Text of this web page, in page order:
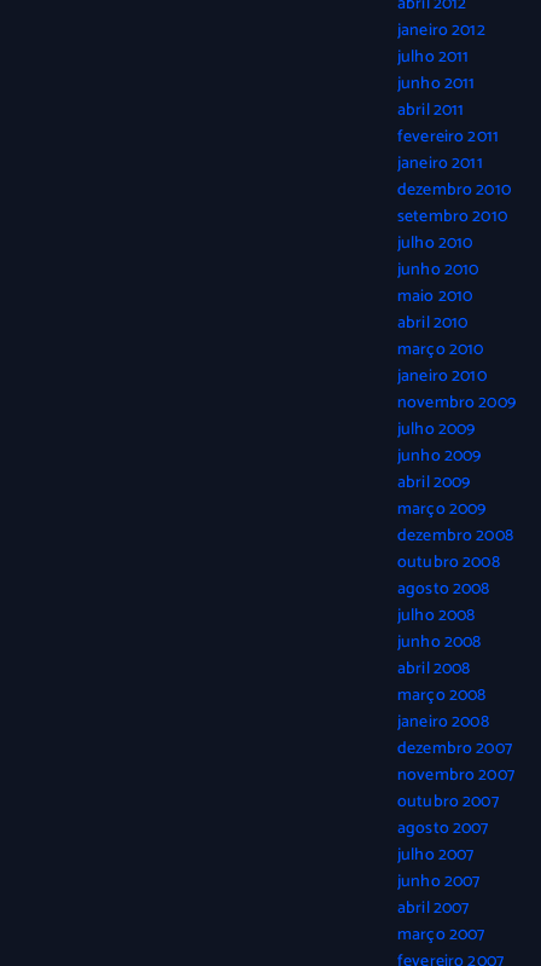
janeiro 2012
julho 2011
junho 2011
abril 2011
fevereiro 2011
janeiro 2011
dezembro 2010
setembro 2010
julho 2010
junho 2010
maio 2010
abril 2010
março 2010
janeiro 2010
novembro 2009
julho 2009
junho 2009
abril 2009
março 2009
dezembro 2008
outubro 2008
agosto 2008
julho 2008
junho 2008
abril 2008
março 2008
janeiro 2008
dezembro 2007
novembro 2007
outubro 2007
agosto 2007
julho 2007
junho 2007
abril 2007
março 2007